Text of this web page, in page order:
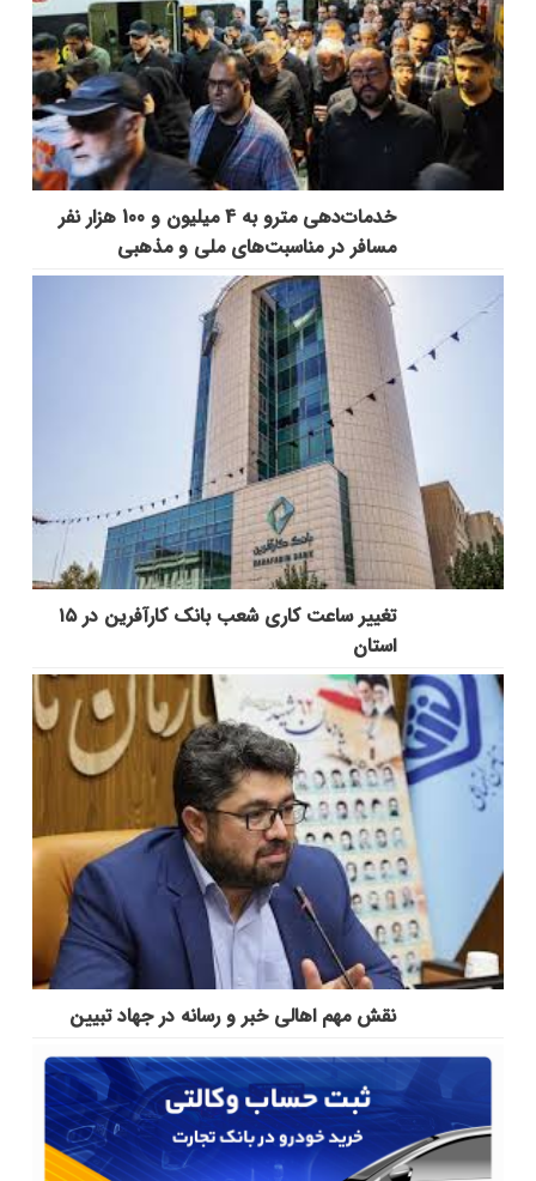
خدمات‌دهي مترو به 4 ميليون و 100 هزار نفر
مسافر در مناسبت‌هاي ملي و مذهبي
تغییر ساعت کاری شعب بانک کارآفرین در ۱۵
استان
نقش مهم اهالی خبر و رسانه در جهاد تبیین